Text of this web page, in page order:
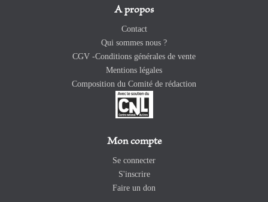
A propos
Contact
Qui sommes nous ?
CGV -Conditions générales de vente
Mentions légales
Composition du Comité de rédaction
Mon compte
Se connecter
S'inscrire
Faire un don